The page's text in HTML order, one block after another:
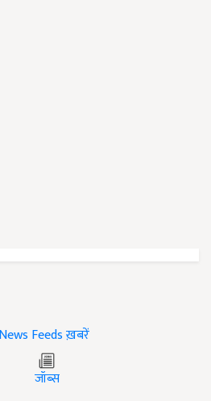
ख़बरें
जॉब्स